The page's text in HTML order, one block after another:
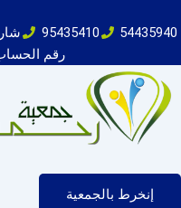
95435410
54435940
رقم الحساب الجاري :
إنخرط بالجمعية